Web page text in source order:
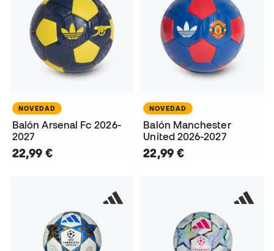
NOVEDAD
Balón Arsenal Fc 2026-
2027
22,99 €
NOVEDAD
Balón Manchester
United 2026-2027
22,99 €